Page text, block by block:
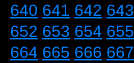
640 641 642 643
652 653 654 655
664 665 666 667